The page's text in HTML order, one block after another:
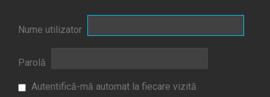
Nume utilizator
Parolă
Autentifică-mă automat la fiecare vizită